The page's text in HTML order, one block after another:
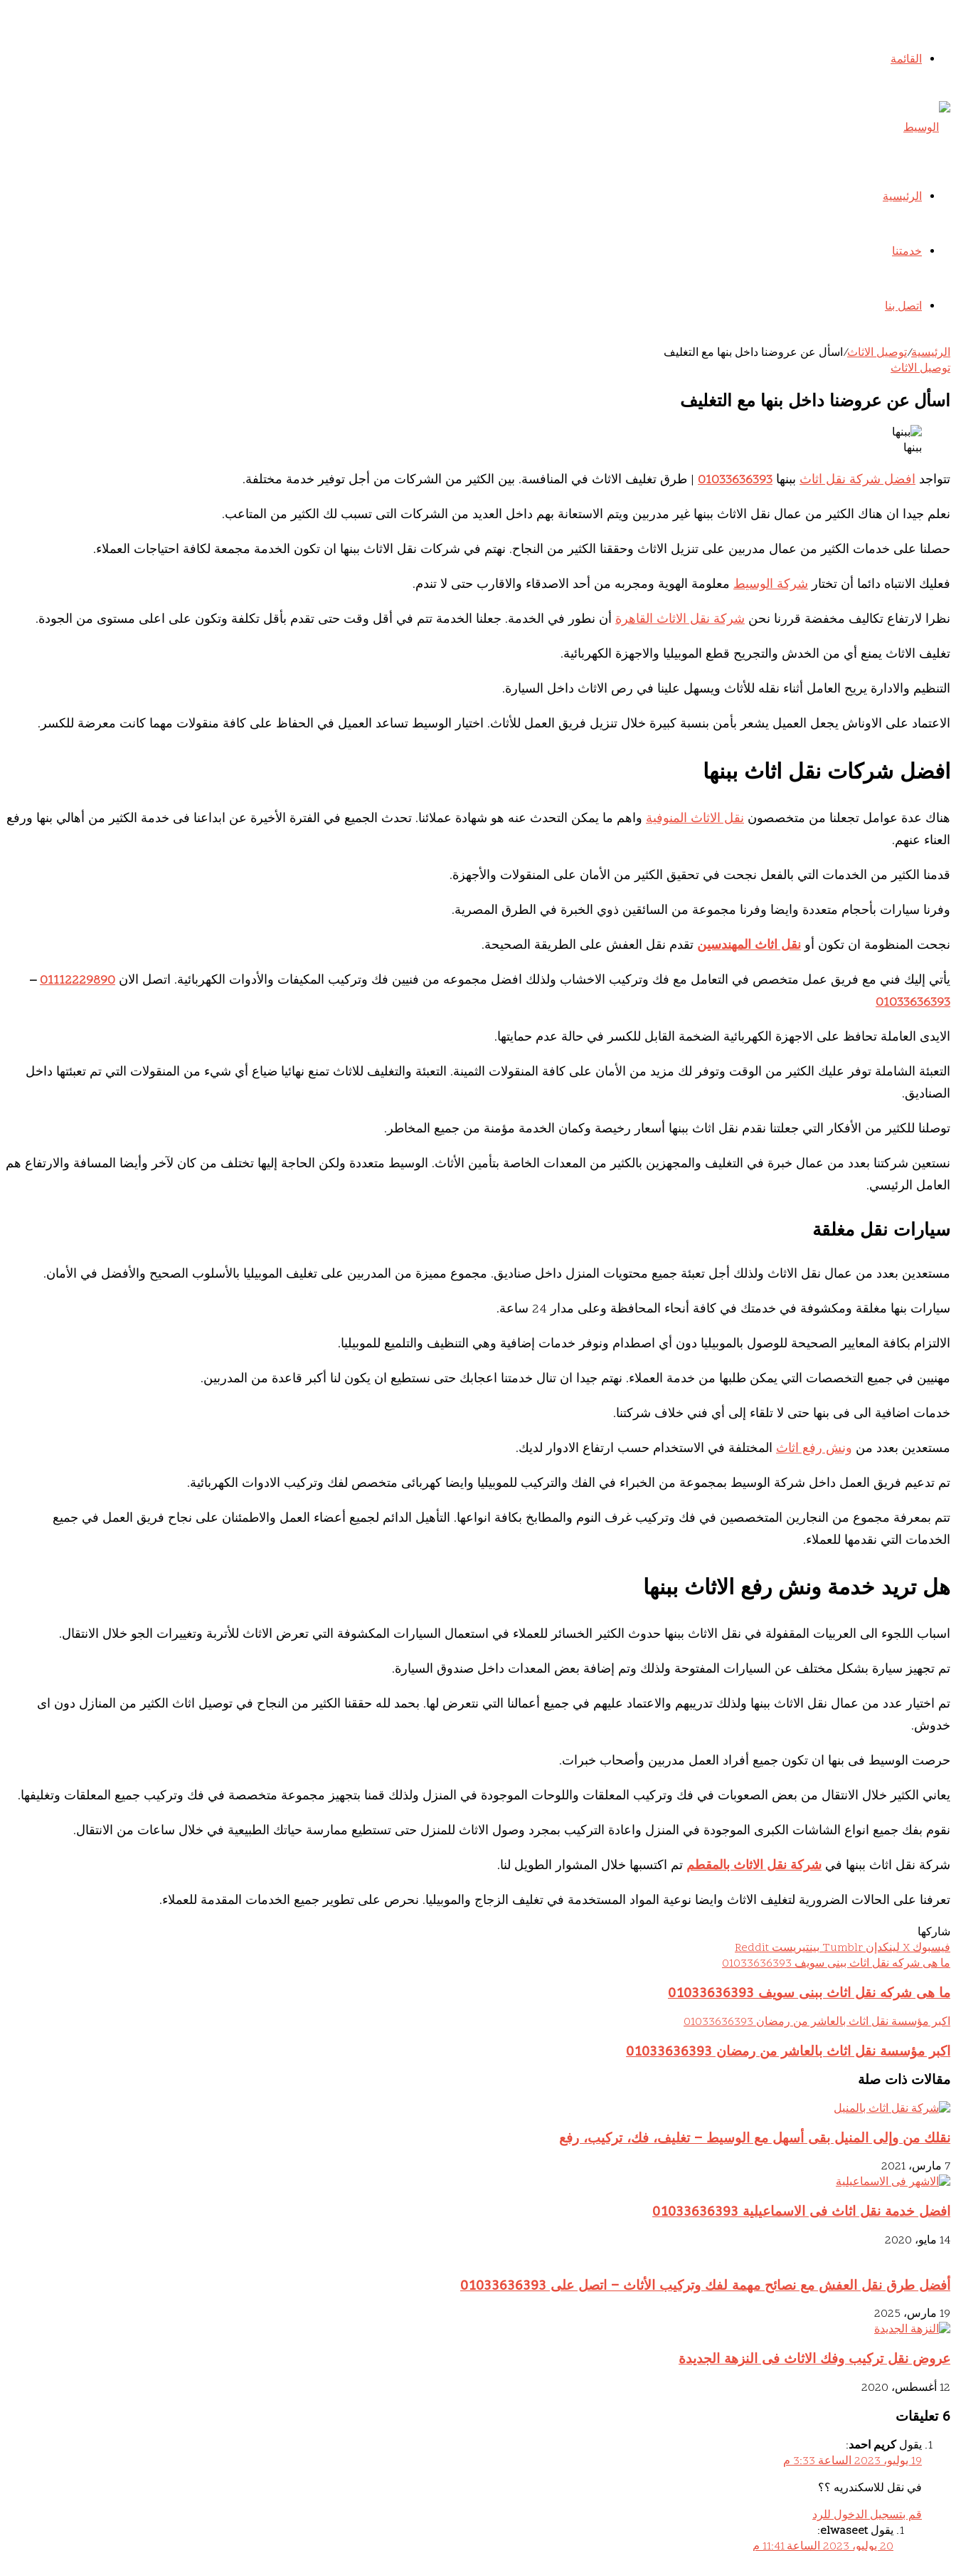
القائمة
الرئيسية
خدمتنا
اتصل بنا
الرئيسية/توصيل الاثاث/اسأل عن عروضنا داخل بنها مع التغليف
توصيل الاثاث
اسأل عن عروضنا داخل بنها مع التغليف
ببنها
تتواجد افضل شركة نقل اثاث ببنها 01033636393 | طرق تغليف الاثاث في المنافسة. بين الكثير من الشركات من أجل توفير خدمة مختلفة.
نعلم جيدا ان هناك الكثير من عمال نقل الاثاث ببنها غير مدربين ويتم الاستعانة بهم داخل العديد من الشركات التى تسبب لك الكثير من المتاعب.
حصلنا على خدمات الكثير من عمال مدربين على تنزيل الاثاث وحققنا الكثير من النجاح. نهتم في شركات نقل الاثاث ببنها ان تكون الخدمة مجمعة لكافة احتياجات العملاء.
فعليك الانتباه دائما أن تختار شركة الوسيط معلومة الهوية ومجربه من أحد الاصدقاء والاقارب حتى لا تندم.
نظرا لارتفاع تكاليف مخفضة قررنا نحن شركة نقل الاثاث القاهرة أن نطور في الخدمة. جعلنا الخدمة تتم في أقل وقت حتى تقدم بأقل تكلفة وتكون على اعلى مستوى من الجودة.
تغليف الاثاث يمنع أي من الخدش والتجريح قطع الموبيليا والاجهزة الكهربائية.
التنظيم والادارة يريح العامل أثناء نقله للأثاث ويسهل علينا في رص الاثاث داخل السيارة.
الاعتماد على الاوناش يجعل العميل يشعر بأمن بنسبة كبيرة خلال تنزيل فريق العمل للأثاث. اختيار الوسيط تساعد العميل في الحفاظ على كافة منقولات مهما كانت معرضة للكسر.
افضل شركات نقل اثاث ببنها
هناك عدة عوامل تجعلنا من متخصصون نقل الاثاث المنوفية واهم ما يمكن التحدث عنه هو شهادة عملائنا. تحدث الجميع في الفترة الأخيرة عن ابداعنا فى خدمة الكثير من أهالي بنها ورفع
العناء عنهم.
قدمنا الكثير من الخدمات التي بالفعل نجحت في تحقيق الكثير من الأمان على المنقولات والأجهزة.
وفرنا سيارات بأحجام متعددة وايضا وفرنا مجموعة من السائقين ذوي الخبرة في الطرق المصرية.
نجحت المنظومة ان تكون أو نقل اثاث المهندسين تقدم نقل العفش على الطريقة الصحيحة.
يأتي إليك فني مع فريق عمل متخصص في التعامل مع فك وتركيب الاخشاب ولذلك افضل مجموعه من فنيين فك وتركيب المكيفات والأدوات الكهربائية. اتصل الان 01112229890
–
01033636393
الايدى العاملة تحافظ على الاجهزة الكهربائية الضخمة القابل للكسر في حالة عدم حمايتها.
التعبئة الشاملة توفر عليك الكثير من الوقت وتوفر لك مزيد من الأمان على كافة المنقولات الثمينة. التعبئة والتغليف للاثاث تمنع نهائيا ضياع أي شيء من المنقولات التي تم تعبئتها داخل
الصناديق.
توصلنا للكثير من الأفكار التي جعلتنا نقدم نقل اثاث ببنها أسعار رخيصة وكمان الخدمة مؤمنة من جميع المخاطر.
نستعين شركتنا بعدد من عمال خبرة في التغليف والمجهزين بالكثير من المعدات الخاصة بتأمين الأثاث. الوسيط متعددة ولكن الحاجة إليها تختلف من كان لآخر وأيضا المسافة والارتفاع هم
العامل الرئيسي.
سيارات نقل مغلقة
مستعدين بعدد من عمال نقل الاثاث ولذلك أجل تعبئة جميع محتويات المنزل داخل صناديق. مجموع مميزة من المدربين على تغليف الموبيليا بالأسلوب الصحيح والأفضل في الأمان.
سيارات بنها مغلقة ومكشوفة في خدمتك في كافة أنحاء المحافظة وعلى مدار 24 ساعة.
الالتزام بكافة المعايير الصحيحة للوصول بالموبيليا دون أي اصطدام ونوفر خدمات إضافية وهي التنظيف والتلميع للموبيليا.
مهنيين في جميع التخصصات التي يمكن طلبها من خدمة العملاء. نهتم جيدا ان تنال خدمتنا اعجابك حتى نستطيع ان يكون لنا أكبر قاعدة من المدربين.
خدمات اضافية الى فى بنها حتى لا تلقاء إلى أي فني خلاف شركتنا.
مستعدين بعدد من ونش رفع اثاث المختلفة في الاستخدام حسب ارتفاع الادوار لديك.
تم تدعيم فريق العمل داخل شركة الوسيط بمجموعة من الخبراء في الفك والتركيب للموبيليا وايضا كهربائى متخصص لفك وتركيب الادوات الكهربائية.
تتم بمعرفة مجموع من النجارين المتخصصين في فك وتركيب غرف النوم والمطابخ بكافة انواعها. التأهيل الدائم لجميع أعضاء العمل والاطمئنان على نجاح فريق العمل في جميع
الخدمات التي نقدمها للعملاء.
هل تريد خدمة ونش رفع الاثاث ببنها
اسباب اللجوء الى العربيات المقفولة في نقل الاثاث ببنها حدوث الكثير الخسائر للعملاء في استعمال السيارات المكشوفة التي تعرض الاثاث للأتربة وتغييرات الجو خلال الانتقال.
تم تجهيز سيارة بشكل مختلف عن السيارات المفتوحة ولذلك وتم إضافة بعض المعدات داخل صندوق السيارة.
تم اختيار عدد من عمال نقل الاثاث ببنها ولذلك تدريبهم والاعتماد عليهم في جميع أعمالنا التي نتعرض لها. بحمد لله حققنا الكثير من النجاح في توصيل اثاث الكثير من المنازل دون اى
خدوش.
حرصت الوسيط فى بنها ان تكون جميع أفراد العمل مدربين وأصحاب خبرات.
يعاني الكثير خلال الانتقال من بعض الصعوبات في فك وتركيب المعلقات واللوحات الموجودة في المنزل ولذلك قمنا بتجهيز مجموعة متخصصة في فك وتركيب جميع المعلقات وتغليفها.
نقوم بفك جميع انواع الشاشات الكبرى الموجودة في المنزل واعادة التركيب بمجرد وصول الاثاث للمنزل حتى تستطيع ممارسة حياتك الطبيعية في خلال ساعات من الانتقال.
شركة نقل اثاث ببنها في شركة نقل الاثاث بالمقطم تم اكتسبها خلال المشوار الطويل لنا.
تعرفنا على الحالات الضرورية لتغليف الاثاث وايضا نوعية المواد المستخدمة في تغليف الزجاج والموبيليا. نحرص على تطوير جميع الخدمات المقدمة للعملاء.
شاركها
فيسبوك‫Xلينكدإن بينتيريست
ما هى شركه نقل اثاث ببنى سويف 01033636393
ما هى شركه نقل اثاث ببنى سويف 01033636393
اكبر مؤسسة نقل اثاث بالعاشر من رمضان 01033636393
اكبر مؤسسة نقل اثاث بالعاشر من رمضان 01033636393
مقالات ذات صلة
نقلك من وإلى المنيل بقى أسهل مع الوسيط – تغليف، فك، تركيب، رفع
7 مارس، 2021
افضل خدمة نقل اثاث فى الاسماعيلية 01033636393
14 مايو، 2020
أفضل طرق نقل العفش مع نصائح مهمة لفك وتركيب الأثاث – اتصل على 01033636393
19 مارس، 2025
عروض نقل تركيب وفك الاثاث فى النزهة الجديدة
12 أغسطس، 2020
‫6 تعليقات
يقول كريم احمد:
19 يوليو، 2023 الساعة 3:33 م
في نقل للاسكندريه ؟؟
قم بتسجيل الدخول للرد
يقول elwaseet
:
20 يوليو، 2023 الساعة 11:41 م